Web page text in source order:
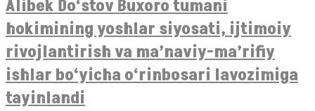
Alibek Do‘stov Buxoro tumani
hokimining yoshlar siyosati, ijtimoiy
rivojlantirish va ma’naviy-ma’rifiy
ishlar bo‘yicha o‘rinbosari lavozimiga
tayinlandi